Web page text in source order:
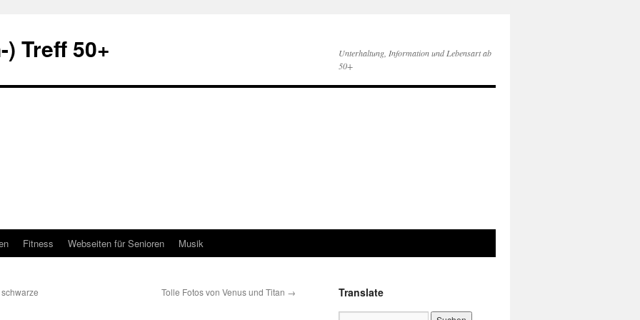
Treff 50+
Unterhaltung, Information und Lebensart ab
50+
Fitness Webseiten für Senioren Musik
Tolle Fotos von Venus und Titan → Translate